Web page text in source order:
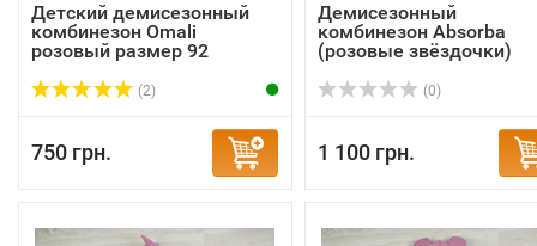
Детский демисезонный
комбинезон Omali
розовый размер 92
(2)
750 грн.
Демисезонный
комбинезон Absorba
(розовые звёздочки)
(0)
1 100 грн.